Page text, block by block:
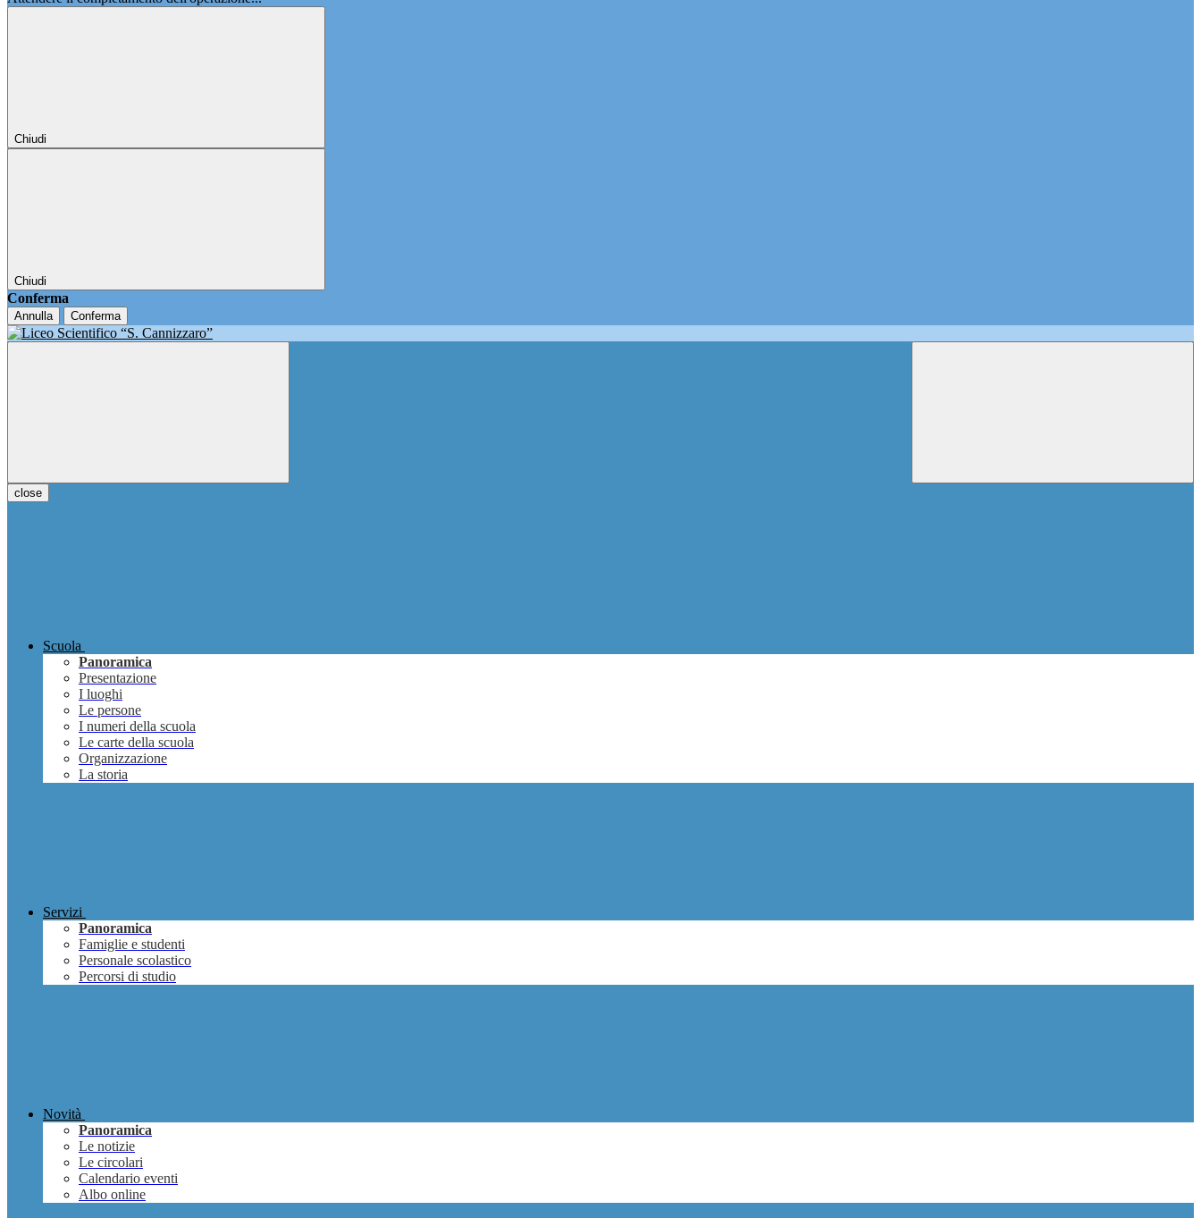
Chiudi
Chiudi
Conferma
Annulla Conferma
close
Scuola
Panoramica
Presentazione
I luoghi
Le persone
I numeri della scuola
Le carte della scuola
Organizzazione
La storia
Servizi
Panoramica
Famiglie e studenti
Personale scolastico
Percorsi di studio
Novità
Panoramica
Le notizie
Le circolari
Calendario eventi
Albo online